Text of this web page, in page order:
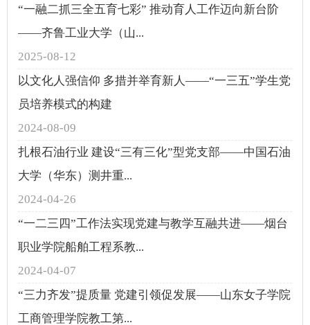
“一融二抓三全五育七彩” 推动育人工作迈向新台阶
——齐鲁工业大学（山...
2025-08-12
以文化人强信仰 多措并举育新人——“一三五”学生党
员培养模式的构建
2024-08-09
扎根石油行业 建设“三有三化”型党支部——中国石油
大学（华东）测井重...
2024-04-26
“一二三四”工作法实现党建与教学互融共进——烟台
职业学院船舶工程系教...
2024-04-07
“三力齐发”提质量 党建引领促发展——山东女子学院
工商管理学院教工第...